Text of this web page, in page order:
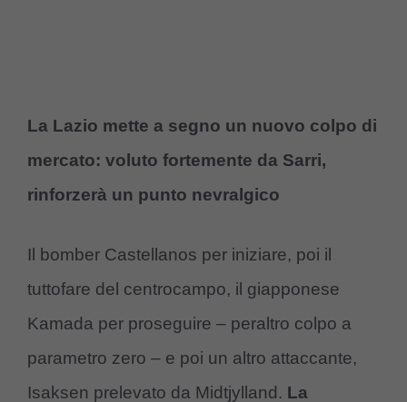
La Lazio mette a segno un nuovo colpo di
mercato: voluto fortemente da Sarri,
rinforzerà un punto nevralgico
Il bomber Castellanos per iniziare, poi il
tuttofare del centrocampo, il giapponese
Kamada per proseguire – peraltro colpo a
parametro zero – e poi un altro attaccante,
Isaksen prelevato da Midtjylland. La